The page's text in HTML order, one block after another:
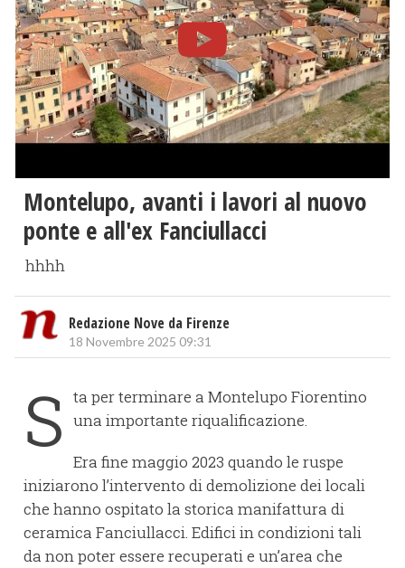
Montelupo, avanti i lavori al nuovo
ponte e all'ex Fanciullacci
hhhh
Redazione Nove da Firenze
18 Novembre 2025 09:31
S ta per terminare a Montelupo Fiorentino
una importante riqualificazione.
Era fine maggio 2023 quando le ruspe
iniziarono l’intervento di demolizione dei locali
che hanno ospitato la storica manifattura di
ceramica Fanciullacci. Edifici in condizioni tali
da non poter essere recuperati e un’area che